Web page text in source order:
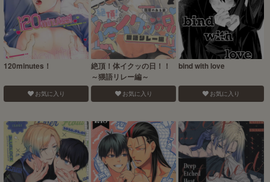
120minutes！
お気に入り
絶頂！体イクッの日！！
～猥語リレー編～
お気に入り
bind with love
お気に入り